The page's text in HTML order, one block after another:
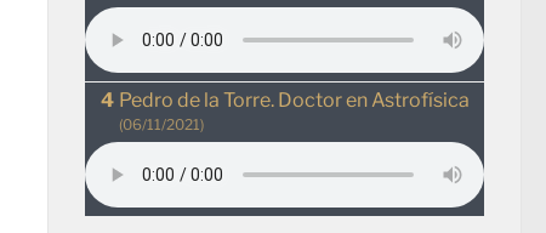
Pedro de la Torre. Doctor en Astrofísica
(06/11/2021)